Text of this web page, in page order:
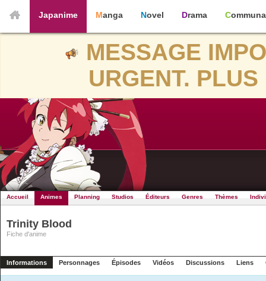
Japanime Manga Novel Drama
MESSAGE
URGENT.
Accueil Animes Planning Studios Éditeurs Genres Thèmes
Trinity Blood
Fiche d'anime
Informations Personnages Épisodes Vidéos Discussions Liens